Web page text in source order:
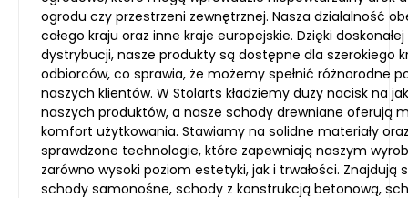
ogrodu czy przestrzeni zewnętrznej. Nasza działalność
całego kraju oraz inne kraje europejskie. Dzięki
dystrybucji, nasze produkty są dostępne dla szerokiego
odbiorców, co sprawia, że możemy spełnić różnorodne
naszych klientów. W Stolarts kładziemy duży nacisk na
naszych produktów, a nasze schody drewniane oferują
komfort użytkowania. Stawiamy na solidne materiały
sprawdzone technologie, które zapewniają naszym
zarówno wysoki poziom estetyki, jak i trwałości. Znajdują
schody samonośne, schody z konstrukcją betonową,